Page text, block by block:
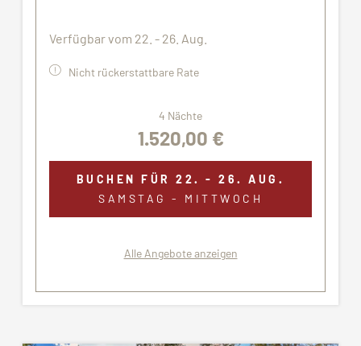
Verfügbar vom 22. - 26. Aug.
Nicht rückerstattbare Rate
4 Nächte
1.520,00 €
BUCHEN FÜR22. - 26. AUG.
SAMSTAG - MITTWOCH
Alle Angebote anzeigen